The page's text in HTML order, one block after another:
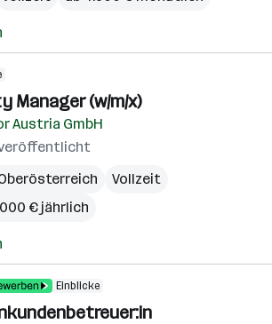
Manager (w/m/x)
Austria GmbH
Vollzeit
€ jährlich
Einblicke